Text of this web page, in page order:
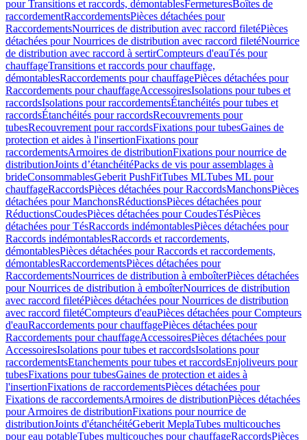
pour Transitions et raccords, démontablesFermeturesBoîtes de
raccordementRaccordementsPièces détachées pour
RaccordementsNourrices de distribution avec raccord filetéPièces
détachées pour Nourrices de distribution avec raccord filetéNourrice
de distribution avec raccord à sertirCompteurs d'eauTés pour
chauffageTransitions et raccords pour chauffage,
démontablesRaccordements pour chauffagePièces détachées pour
Raccordements pour chauffageAccessoiresIsolations pour tubes et
raccordsIsolations pour raccordementsÉtanchéités pour tubes et
raccordsÉtanchéités pour raccordsRecouvrements pour
tubesRecouvrement pour raccordsFixations pour tubesGaines de
protection et aides à l'insertionFixations pour
raccordementsArmoires de distributionFixations pour nourrice de
distributionJoints d’étanchéitéPacks de vis pour assemblages à
brideConsommablesGeberit PushFitTubes MLTubes ML pour
chauffageRaccordsPièces détachées pour RaccordsManchonsPièces
détachées pour ManchonsRéductionsPièces détachées pour
RéductionsCoudesPièces détachées pour CoudesTésPièces
détachées pour TésRaccords indémontablesPièces détachées pour
Raccords indémontablesRaccords et raccordements,
démontablesPièces détachées pour Raccords et raccordements,
démontablesRaccordementsPièces détachées pour
RaccordementsNourrices de distribution à emboîterPièces détachées
pour Nourrices de distribution à emboîterNourrices de distribution
avec raccord filetéPièces détachées pour Nourrices de distribution
avec raccord filetéCompteurs d'eauPièces détachées pour Compteurs
d'eauRaccordements pour chauffagePièces détachées pour
Raccordements pour chauffageAccessoiresPièces détachées pour
AccessoiresIsolations pour tubes et raccordsIsolations pour
raccordementsEtanchements pour tubes et raccordsEnjoliveurs pour
tubesFixations pour tubesGaines de protection et aides à
l'insertionFixations de raccordementsPièces détachées pour
Fixations de raccordementsArmoires de distributionPièces détachées
pour Armoires de distributionFixations pour nourrice de
distributionJoints d'étanchéitéGeberit MeplaTubes multicouches
pour eau potableTubes multicouches pour chauffageRaccordsPièces